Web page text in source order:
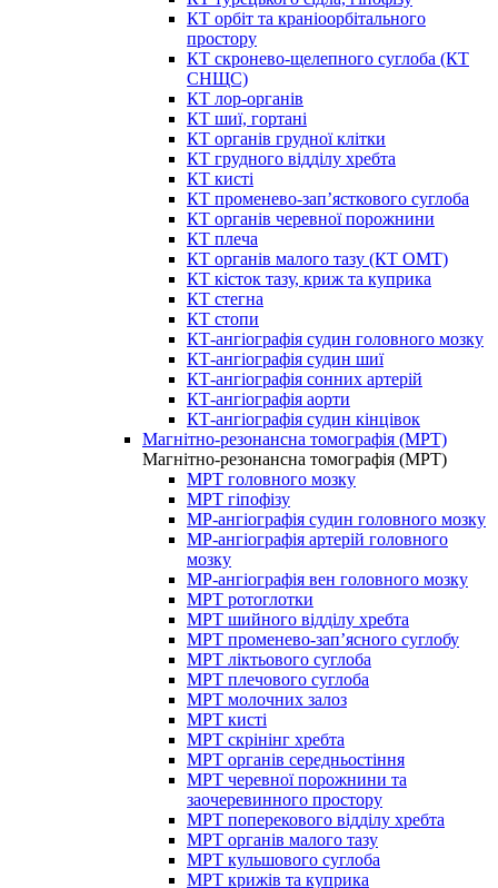
КТ орбіт та краніоорбітального
простору
КТ скронево-щелепного суглоба (КТ
СНЩС)
КТ лор-органів
КТ шиї, гортані
КТ органів грудної клітки
КТ грудного відділу хребта
КТ кисті
КТ променево-зап’ясткового суглоба
КТ органів черевної порожнини
КТ плеча
КТ органів малого тазу (КТ ОМТ)
КТ кісток тазу, криж та куприка
КТ стегна
КТ стопи
КТ-ангіографія судин головного мозку
КТ-ангіографія судин шиї
КТ-ангіографія сонних артерій
КТ-ангіографія аорти
КТ-ангіографія судин кінцівок
Магнітно-резонансна томографія (МРТ)
Магнітно-резонансна томографія (МРТ)
МРТ головного мозку
МРТ гіпофізу
МР-ангіографія судин головного мозку
МР-ангіографія артерій головного
мозку
МР-ангіографія вен головного мозку
МРТ ротоглотки
МРТ шийного відділу хребта
МРТ променево-зап’ясного суглобу
МРТ ліктьового суглоба
МРТ плечового суглоба
МРТ молочних залоз
МРТ кисті
МРТ скрінінг хребта
МРТ органів середньостіння
МРТ черевної порожнини та
заочеревинного простору
МРТ поперекового відділу хребта
МРТ органів малого тазу
МРТ кульшового суглоба
МРТ крижів та куприка